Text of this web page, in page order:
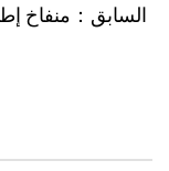
السابق：منفاخ